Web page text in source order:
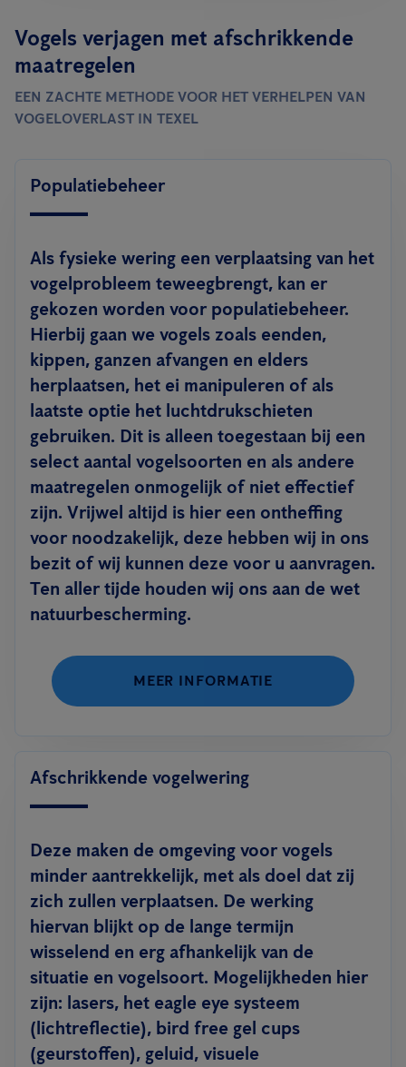
Vogels verjagen met afschrikkende
maatregelen
EEN ZACHTE METHODE VOOR HET VERHELPEN VAN
VOGELOVERLAST IN TEXEL
Populatiebeheer
Als fysieke wering een verplaatsing van het
vogelprobleem teweegbrengt, kan er
gekozen worden voor populatiebeheer.
Hierbij gaan we vogels zoals eenden,
kippen, ganzen afvangen en elders
herplaatsen, het ei manipuleren of als
laatste optie het luchtdrukschieten
gebruiken. Dit is alleen toegestaan bij een
select aantal vogelsoorten en als andere
maatregelen onmogelijk of niet effectief
zijn. Vrijwel altijd is hier een ontheffing
voor noodzakelijk, deze hebben wij in ons
bezit of wij kunnen deze voor u aanvragen.
Ten aller tijde houden wij ons aan de wet
natuurbescherming.
MEER INFORMATIE
Afschrikkende vogelwering
Deze maken de omgeving voor vogels
minder aantrekkelijk, met als doel dat zij
zich zullen verplaatsen. De werking
hiervan blijkt op de lange termijn
wisselend en erg afhankelijk van de
situatie en vogelsoort. Mogelijkheden hier
zijn: lasers, het eagle eye systeem
(lichtreflectie), bird free gel cups
(geurstoffen), geluid, visuele